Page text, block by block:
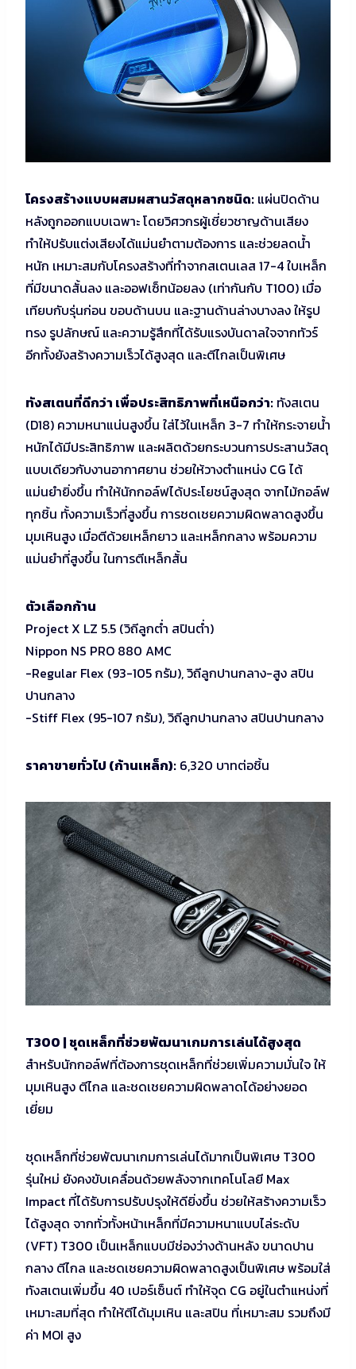
โครงสร้างแบบผสมผสานวัสดุหลากชนิด: แผ่นปิดด้าน
หลังถูกออกแบบเฉพาะ โดยวิศวกรผู้เชี่ยวชาญด้านเสียง
ทำให้ปรับแต่งเสียงได้แม่นยำตามต้องการ และช่วยลดน้ำ
หนัก เหมาะสมกับโครงสร้างที่ทำจากสเตนเลส 17-4 ใบเหล็ก
ที่มีขนาดสั้นลง และออฟเซ็ทน้อยลง (เท่ากันกับ T100) เมื่อ
เทียบกับรุ่นก่อน ขอบด้านบน และฐานด้านล่างบางลง ให้รูป
ทรง รูปลักษณ์ และความรู้สึกที่ได้รับแรงบันดาลใจจากทัวร์
อีกทั้งยังสร้างความเร็วได้สูงสุด และตีไกลเป็นพิเศษ
ทังสเตนที่ดีกว่า เพื่อประสิทธิภาพที่เหนือกว่า: ทังสเตน
(D18) ความหนาแน่นสูงขึ้น ใส่ไว้ในเหล็ก 3-7 ทำให้กระจายน้ำ
หนักได้มีประสิทธิภาพ และผลิตด้วยกระบวนการประสานวัสดุ
แบบเดียวกับงานอากาศยาน ช่วยให้วางตำแหน่ง CG ได้
แม่นยำยิ่งขึ้น ทำให้นักกอล์ฟได้ประโยชน์สูงสุด จากไม้กอล์ฟ
ทุกชิ้น ทั้งความเร็วที่สูงขึ้น การชดเชยความผิดพลาดสูงขึ้น
มุมเหินสูง เมื่อตีด้วยเหล็กยาว และเหล็กกลาง พร้อมความ
แม่นยำที่สูงขึ้น ในการตีเหล็กสั้น
ตัวเลือกก้าน
Project X LZ 5.5 (วิถีลูกต่ำ สปินต่ำ)
Nippon NS PRO 880 AMC
-Regular Flex (93-105 กรัม), วิถีลูกปานกลาง-สูง สปิน
ปานกลาง
-Stiff Flex (95-107 กรัม), วิถีลูกปานกลาง สปินปานกลาง
ราคาขายทั่วไป (ก้านเหล็ก): 6,320 บาทต่อชิ้น
T300 | ชุดเหล็กที่ช่วยพัฒนาเกมการเล่นได้สูงสุด
สำหรับนักกอล์ฟที่ต้องการชุดเหล็กที่ช่วยเพิ่มความมั่นใจ ให้
มุมเหินสูง ตีไกล และชดเชยความผิดพลาดได้อย่างยอด
เยี่ยม
ชุดเหล็กที่ช่วยพัฒนาเกมการเล่นได้มากเป็นพิเศษ T300
รุ่นใหม่ ยังคงขับเคลื่อนด้วยพลังจากเทคโนโลยี Max
Impact ที่ได้รับการปรับปรุงให้ดียิ่งขึ้น ช่วยให้สร้างความเร็ว
ได้สูงสุด จากทั่วทั้งหน้าเหล็กที่มีความหนาแบบไล่ระดับ
(VFT) T300 เป็นเหล็กแบบมีช่องว่างด้านหลัง ขนาดปาน
กลาง ตีไกล และชดเชยความผิดพลาดสูงเป็นพิเศษ พร้อมใส่
ทังสเตนเพิ่มขึ้น 40 เปอร์เซ็นต์ ทำให้จุด CG อยู่ในตำแหน่งที่
เหมาะสมที่สุด ทำให้ตีได้มุมเหิน และสปิน ที่เหมาะสม รวมถึงมี
ค่า MOI สูง